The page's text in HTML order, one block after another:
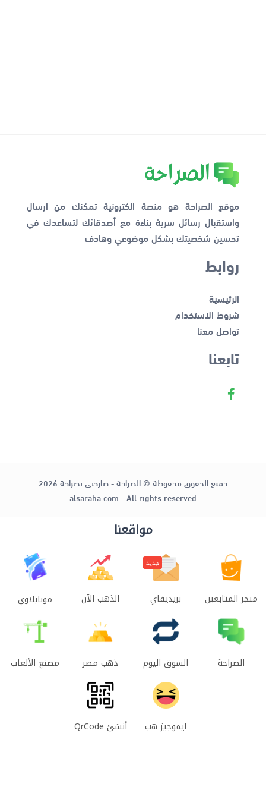
موقع الصراحة هو منصة الكترونية تمكنك من ارسال
واستقبال رسائل سرية بناءة مع أصدقائك لتساعدك في
تحسين شخصيتك بشكل موضوعي وهادف
روابط
الرئيسية
شروط الاستخدام
تواصل معنا
تابعنا
جميع الحقوق محفوظة © الصراحة - صارحني بصراحة 2026
alsaraha.com - All rights reserved